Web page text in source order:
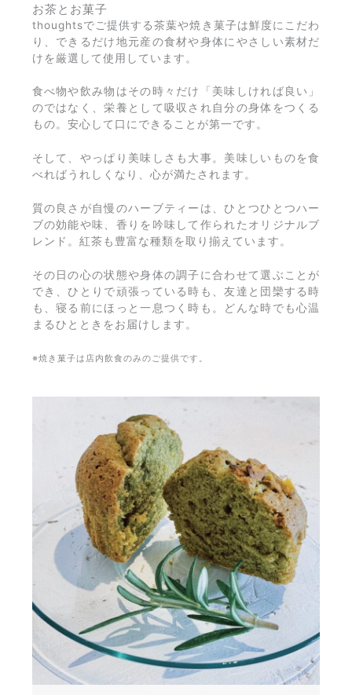
お茶とお菓子
thoughtsでご提供する茶葉や焼き菓子は鮮度にこだわ
り、できるだけ地元産の食材や身体にやさしい素材だ
けを厳選して使用しています。
食べ物や飲み物はその時々だけ「美味しければ良い」
のではなく、栄養として吸収され自分の身体をつくる
もの。安心して口にできることが第一です。
そして、やっぱり美味しさも大事。美味しいものを食
べればうれしくなり、心が満たされます。
質の良さが自慢のハーブティーは、ひとつひとつハー
ブの効能や味、香りを吟味して作られたオリジナルブ
レンド。紅茶も豊富な種類を取り揃えています。
その日の心の状態や身体の調子に合わせて選ぶことが
でき、ひとりで頑張っている時も、友達と団欒する時
も、寝る前にほっと一息つく時も。どんな時でも心温
まるひとときをお届けします。
※焼き菓子は店内飲食のみのご提供です。